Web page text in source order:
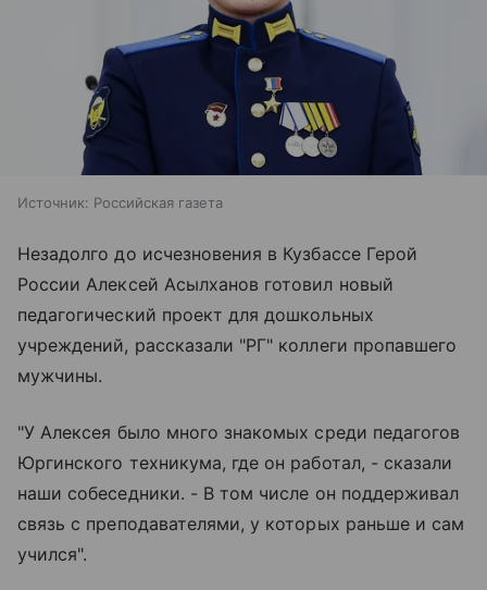
Источник: Российская газета
Незадолго до исчезновения в Кузбассе Герой
России Алексей Асылханов готовил новый
педагогический проект для дошкольных
учреждений, рассказали "РГ" коллеги пропавшего
мужчины.
"У Алексея было много знакомых среди педагогов
Юргинского техникума, где он работал, - сказали
наши собеседники. - В том числе он поддерживал
связь с преподавателями, у которых раньше и сам
учился".